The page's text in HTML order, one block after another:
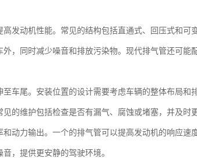
发动机性能。常见的结构包括直通式、回压式和可
，同时减少噪音和排放污染物。现代排气管还可能
车尾。安装位置的设计需要考虑车辆的整体布局和
的维护包括检查是否有漏气、腐蚀或堵塞，并及时
动力输出。一个的排气管可以提高发动机的响应速
，提供更安静的驾驶环境。